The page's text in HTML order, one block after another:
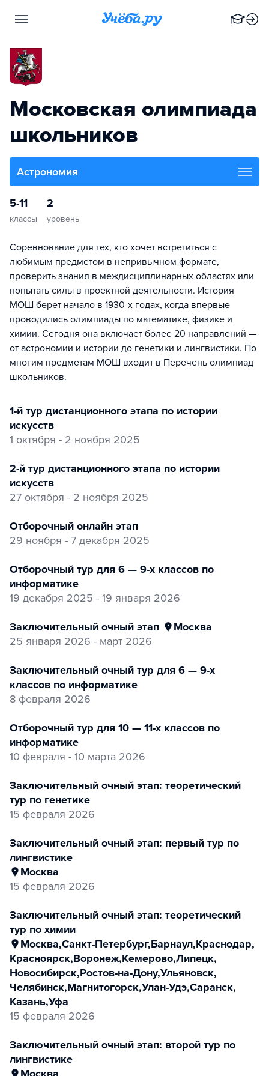
Московская олимпиада
школьников
Астрономия
5-11
классы
2
уровень
Соревнование для тех, кто хочет встретиться с
любимым предметом в непривычном формате,
проверить знания в междисциплинарных областях или
попытать силы в проектной деятельности. История
МОШ берет начало в 1930-х годах, когда впервые
проводились олимпиады по математике, физике и
химии. Сегодня она включает более 20 направлений —
от астрономии и истории до генетики и лингвистики. По
многим предметам МОШ входит в Перечень олимпиад
школьников.
1-й тур дистанционного этапа по истории
искусств
1 октября - 2 ноября 2025
2-й тур дистанционного этапа по истории
искусств
27 октября - 2 ноября 2025
отборочный онлайн этап
29 ноября - 7 декабря 2025
Отборочный тур для 6 — 9-х классов по
информатике
19 декабря 2025 - 19 января 2026
заключительный очный этап
Москва
25 января 2026 - март 2026
заключительный очный тур для 6 — 9-х
классов по информатике
8 февраля 2026
Отборочный тур для 10 — 11-х классов по
информатике
10 февраля - 10 марта 2026
заключительный очный этап: теоретический
тур по генетике
15 февраля 2026
заключительный очный этап: первый тур по
лингвистике
Москва
15 февраля 2026
заключительный очный этап: теоретический
тур по химии
Москва,Санкт-Петербург,Барнаул,Краснодар,
Красноярск,Воронеж,Кемерово,Липецк,
Новосибирск,Ростов-на-Дону,Ульяновск,
Челябинск,Магнитогорск,Улан-Удэ,Саранск,
Казань,Уфа
15 февраля 2026
заключительный очный этап: второй тур по
лингвистике